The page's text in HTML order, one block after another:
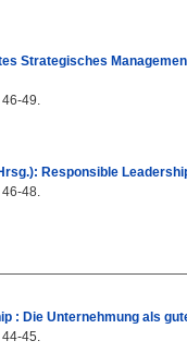
Strategisches
46-49.
Responsible
46-48.
: Die Unternehmung als
44-45.